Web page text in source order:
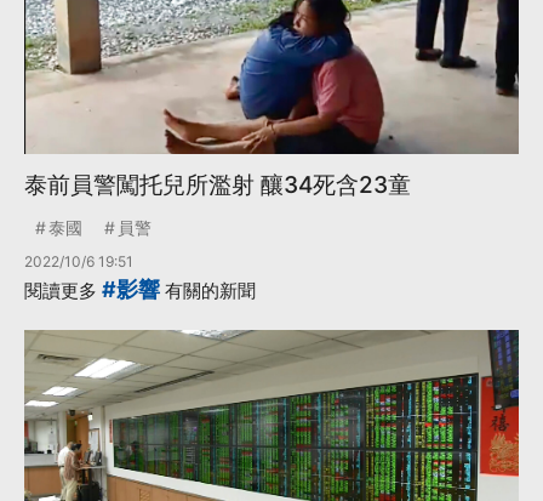
泰前員警闖托兒所濫射 釀34死含23童
泰國 員警
2022/10/6 19:51
閱讀更多 #影響 有關的新聞